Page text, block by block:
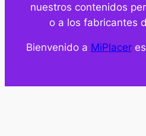
nuestros contenidos
o a los fabricantes
Bienvenido a MiPlaceres